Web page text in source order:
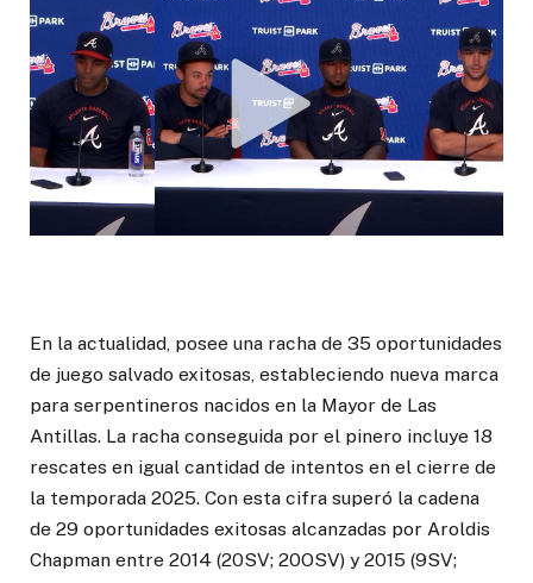
En la actualidad, posee una racha de 35 oportunidades
de juego salvado exitosas, estableciendo nueva marca
para serpentineros nacidos en la Mayor de Las
Antillas. La racha conseguida por el pinero incluye 18
rescates en igual cantidad de intentos en el cierre de
la temporada 2025. Con esta cifra superó la cadena
de 29 oportunidades exitosas alcanzadas por Aroldis
Chapman entre 2014 (20SV; 20OSV) y 2015 (9SV;